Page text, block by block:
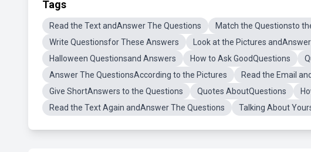
Tags
Read the Text andAnswer The Questions Match the Questionsto
Write Questionsfor These Answers
Look at the Pictures
Halloween Questionsand Answers
How to Ask GoodQuestions
Answer The QuestionsAccording to the Pictures
Read the Email
Give ShortAnswers to the Questions
Quotes AboutQuestions
Read the Text Again andAnswer The Questions
Talking About